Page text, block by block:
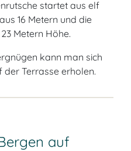
startet aus elf
16 Metern und die
Metern Höhe.
kann man sich
Terrasse erholen.
auf